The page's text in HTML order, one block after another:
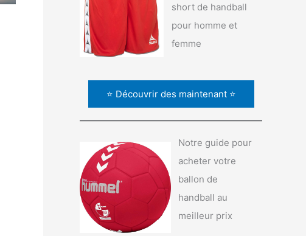
short de handball
pour homme et
femme
⭐ Découvrir des maintenant ⭐
Notre guide pour
acheter votre
ballon de
handball au
meilleur prix